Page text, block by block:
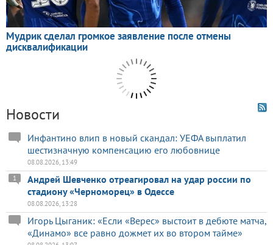
Новости
Инфантино влип в новый скандал: УЕФА выплатил
шестизначную компенсацию его любовнице
08.08.2026, 13:49
Андрей Шевченко отреагировал на удар россии по
стадиону «Черноморец» в Одессе
1
08.08.2026, 13:28
Игорь Цыганик: «Если «Верес» выстоит в дебюте матча,
«Динамо» все равно дожмет их во втором тайме»